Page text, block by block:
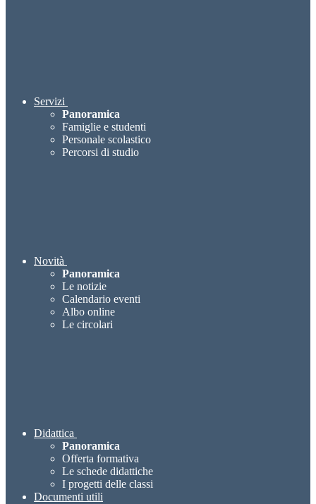
Servizi
Panoramica
Famiglie e studenti
Personale scolastico
Percorsi di studio
Novità
Panoramica
Le notizie
Calendario eventi
Albo online
Le circolari
Didattica
Panoramica
Offerta formativa
Le schede didattiche
I progetti delle classi
Documenti utili